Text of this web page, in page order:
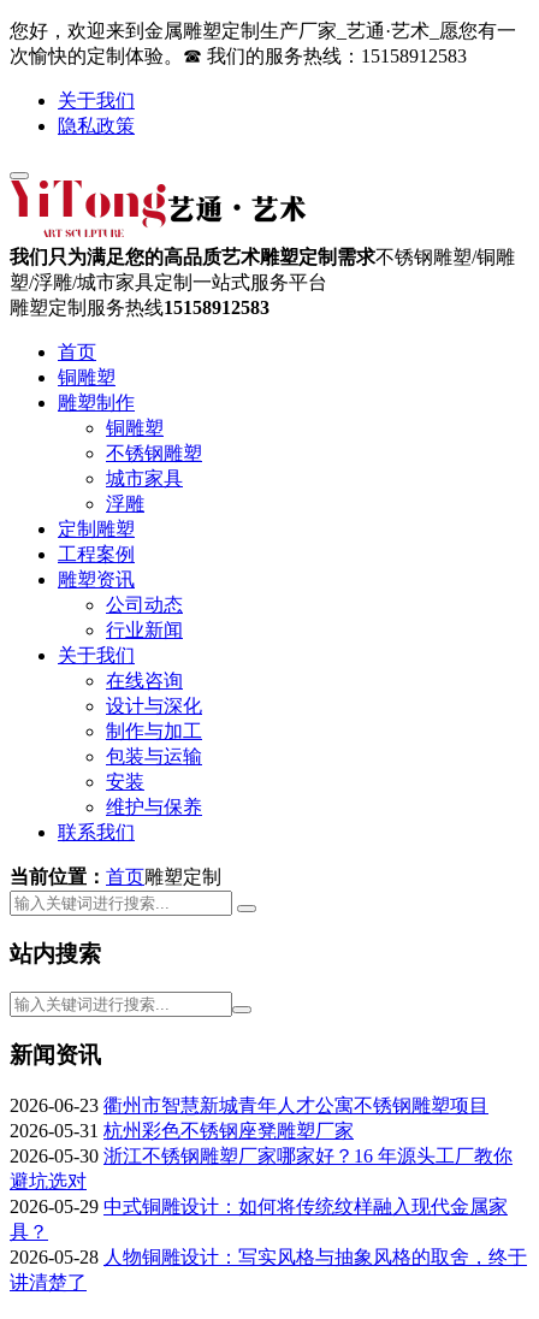
您好，欢迎来到金属雕塑定制生产厂家_艺通·艺术_愿您有一
次愉快的定制体验。☎ 我们的服务热线：15158912583
关于我们
隐私政策
我们只为满足您的高品质艺术雕塑定制需求不锈钢雕塑/铜雕
塑/浮雕/城市家具定制一站式服务平台
雕塑定制服务热线15158912583
首页
铜雕塑
雕塑制作
铜雕塑
不锈钢雕塑
城市家具
浮雕
定制雕塑
工程案例
雕塑资讯
公司动态
行业新闻
关于我们
在线咨询
设计与深化
制作与加工
包装与运输
安装
维护与保养
联系我们
当前位置： 首页雕塑定制
站内搜索
新闻资讯
2026-06-23 衢州市智慧新城青年人才公寓不锈钢雕塑项目
2026-05-31 杭州彩色不锈钢座凳雕塑厂家
2026-05-30 浙江不锈钢雕塑厂家哪家好？16 年源头工厂教你
避坑选对
2026-05-29 中式铜雕设计：如何将传统纹样融入现代金属家
具？
2026-05-28 人物铜雕设计：写实风格与抽象风格的取舍，终于
讲清楚了